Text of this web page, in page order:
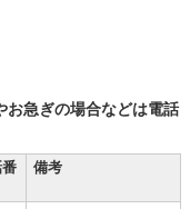
お急ぎの場合などは電話
番
備考